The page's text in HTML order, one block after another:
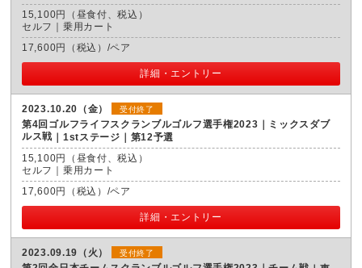
15,100円（昼食付、税込）
セルフ｜乗用カート
17,600円（税込）/ペア
詳細・エントリー
2023.10.20（金） 受付終了
第4回ゴルフライフスクランブルゴルフ選手権2023｜ミックスダブ
ルス戦
1stステージ｜第12予選
15,100円（昼食付、税込）
セルフ｜乗用カート
17,600円（税込）/ペア
詳細・エントリー
2023.09.19（火） 受付終了